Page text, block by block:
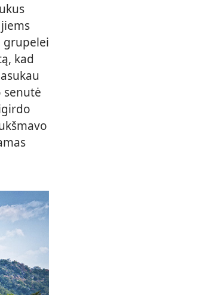
grupelei
kad
senutė